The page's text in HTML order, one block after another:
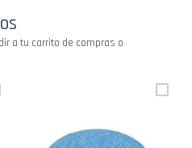
a tu carrito de compras o